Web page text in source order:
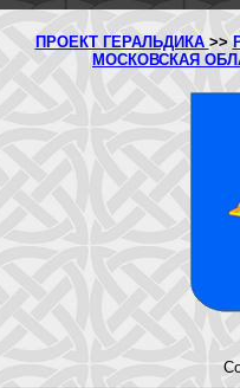
ПРОЕКТ ГЕРАЛЬДИКА >>
МОСКОВСКАЯ